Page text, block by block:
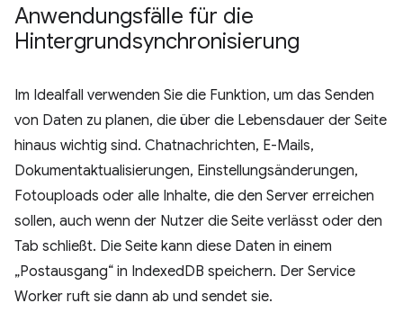
Anwendungsfälle für die
Hintergrundsynchronisierung
Im Idealfall verwenden Sie die Funktion, um das Senden
von Daten zu planen, die über die Lebensdauer der Seite
hinaus wichtig sind. Chatnachrichten, E-Mails,
Dokumentaktualisierungen, Einstellungsänderungen,
Fotouploads oder alle Inhalte, die den Server erreichen
sollen, auch wenn der Nutzer die Seite verlässt oder den
Tab schließt. Die Seite kann diese Daten in einem
„Postausgang“ in IndexedDB speichern. Der Service
Worker ruft sie dann ab und sendet sie.